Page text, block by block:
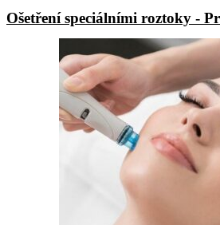
Ošetření speciálními roztoky -